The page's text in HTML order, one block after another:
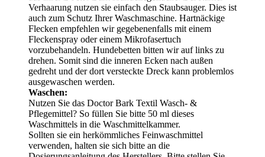
Verhaarung nutzen sie einfach den Staubsauger. Dies ist
auch zum Schutz Ihrer Waschmaschine. Hartnäckige
Flecken empfehlen wir gegebenenfalls mit einem
Fleckenspray oder einem Mikrofasertuch
vorzubehandeln. Hundebetten bitten wir auf links zu
drehen. Somit sind die inneren Ecken nach außen
gedreht und der dort versteckte Dreck kann problemlos
ausgewaschen werden.
Waschen:
Nutzen Sie das Doctor Bark Textil Wasch- &
Pflegemittel? So füllen Sie bitte 50 ml dieses
Waschmittels in die Waschmittelkammer.
Sollten sie ein herkömmliches Feinwaschmittel
verwenden, halten sie sich bitte an die